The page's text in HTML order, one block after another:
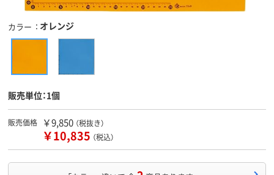
カラー オレンジ
販売単位：1個
販売価格 ￥9,850 （税抜き）
￥10,835 （税込）